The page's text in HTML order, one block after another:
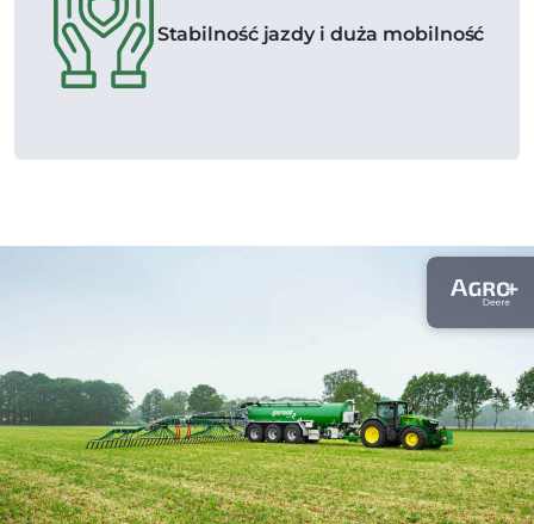
Stabilność jazdy i duża mobilność